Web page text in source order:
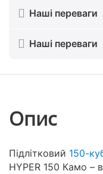
Наші переваги
Наші переваги
Опис
Підлітковий 150-
HYPER 150 Камо –